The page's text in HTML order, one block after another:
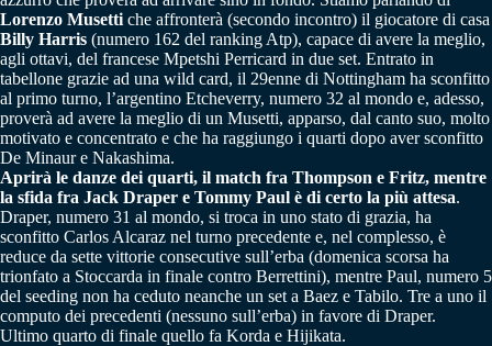
Lorenzo Musetti che affronterà (secondo incontro) il giocatore di casa
Billy Harris (numero 162 del ranking Atp), capace di avere la meglio,
agli ottavi, del francese Mpetshi Perricard in due set. Entrato in
tabellone grazie ad una wild card, il 29enne di Nottingham ha sconfitto
al primo turno, l’argentino Etcheverry, numero 32 al mondo e, adesso,
proverà ad avere la meglio di un Musetti, apparso, dal canto suo, molto
motivato e concentrato e che ha raggiungo i quarti dopo aver sconfitto
De Minaur e Nakashima.
Aprirà le danze dei quarti, il match fra Thompson e Fritz, mentre
la sfida fra Jack Draper e Tommy Paul è di certo la più attesa.
Draper, numero 31 al mondo, si troca in uno stato di grazia, ha
sconfitto Carlos Alcaraz nel turno precedente e, nel complesso, è
reduce da sette vittorie consecutive sull’erba (domenica scorsa ha
trionfato a Stoccarda in finale contro Berrettini), mentre Paul, numero 5
del seeding non ha ceduto neanche un set a Baez e Tabilo. Tre a uno il
computo dei precedenti (nessuno sull’erba) in favore di Draper.
Ultimo quarto di finale quello fa Korda e Hijikata.